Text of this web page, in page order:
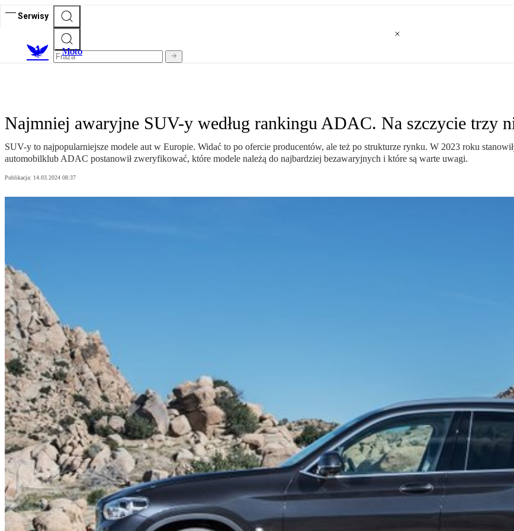
Serwisy
Moto
Najmniej awaryjne SUV-y według rankingu ADAC. Na szczycie trzy
SUV-y to najpopularniejsze modele aut w Europie. Widać to po ofercie producentów, ale też po strukturze rynku. W 2023 roku
automobilklub ADAC postanowił zweryfikować, które modele należą do najbardziej bezawaryjnych i które są warte uwagi.
Publikacja: 14.03.2024 08:37